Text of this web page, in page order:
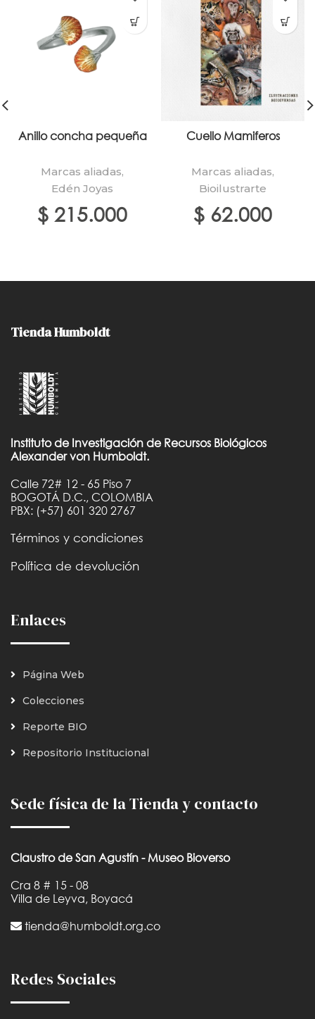
Anillo concha pequeña
Marcas aliadas,
Edén Joyas
$ 215.000
Cuello Mamiferos
Marcas aliadas,
Bioilustrarte
$ 62.000
Tienda Humboldt
Instituto de Investigación de Recursos Biológicos
Alexander von Humboldt.
Calle 72# 12 - 65 Piso 7
BOGOTÁ D.C., COLOMBIA
PBX: (+57) 601 320 2767
Términos y condiciones
Política de devolución
Enlaces
Página Web
Colecciones
Reporte BIO
Repositorio Institucional
Sede física de la Tienda y contacto
Claustro de San Agustín - Museo Bioverso
Cra 8 # 15 - 08
Villa de Leyva, Boyacá
tienda@humboldt.org.co
Redes Sociales